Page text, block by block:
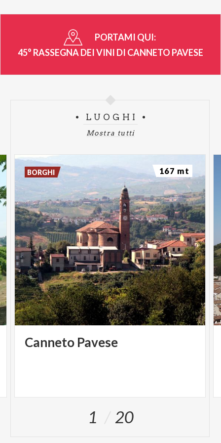
di Canneto Pavese vi aspetta per un Luglio
indimenticabile!
PORTAMI QUI:
45° RASSEGNA DEI VINI DI CANNETO PAVESE
LUOGHI
Mostra tutti
Canneto Pavese
BORGHI 167 mt
1 20